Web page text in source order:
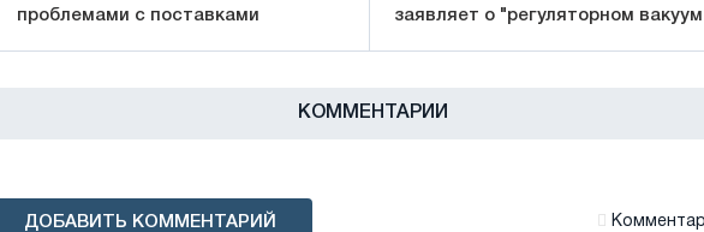
проблемами с поставками
заявляет о "регуляторном
КОММЕНТАРИИ
ДОБАВИТЬ КОММЕНТАРИЙ